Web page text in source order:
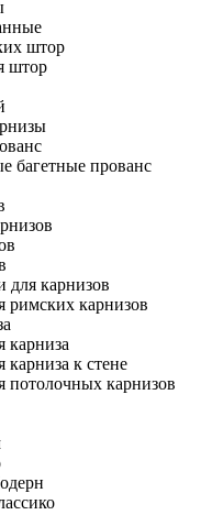
штор
штор
багетные прованс
карнизов
карнизов
карниза
к стене
карнизов